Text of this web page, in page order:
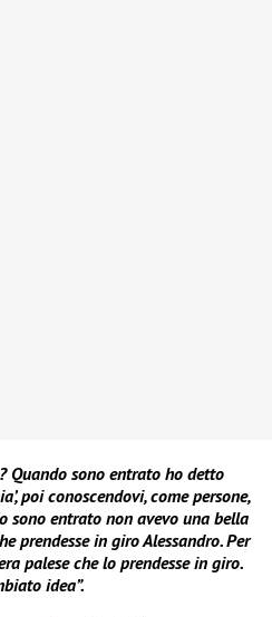
Quando sono entrato ho detto
poi conoscendovi, come persone,
sono entrato non avevo una bella
prendesse in giro Alessandro. Per
palese che lo prendesse in giro.
idea”.